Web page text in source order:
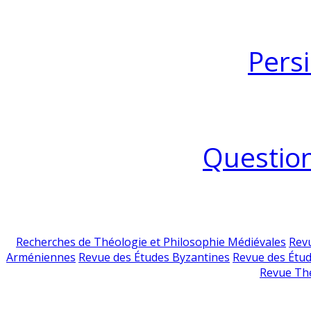
Recherches de Théologie et Philosophie Médiévales
Arméniennes Revue des Études Byzantines Revue des
Revue